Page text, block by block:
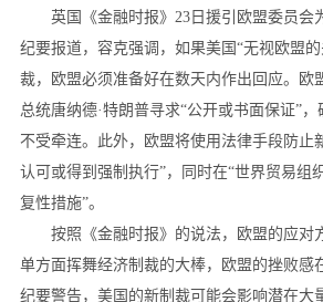
英国《金融时报》23日援引欧盟委员会
纪要报道，容克强调，如果美国“无视欧盟
裁，欧盟必须准备好在数天内作出回应。欧
总统唐纳德·特朗普寻求“公开或书面保证”
不受牵连。此外，欧盟将使用法律手段防止
认可或得到强制执行”，同时在“世界贸易组
复性措施”。
按照《金融时报》的说法，欧盟的应对
单方面挥舞经济制裁的大棒，欧盟的挫败感
纪要警告，美国的新制裁可能会影响潜在大